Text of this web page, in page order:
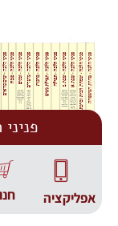
אפליקציה